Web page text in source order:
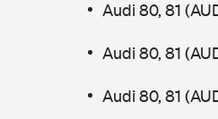
Audi 80, 81
Audi 80, 81
Audi 80, 81